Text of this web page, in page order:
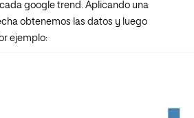
google trend. Aplicando una
obtenemos las datos y luego
ejemplo: